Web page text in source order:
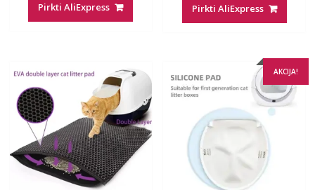
Pirkti AliExpress
3.85 €.
3.79 €.
Pirkti AliExpress
AKCIJA!